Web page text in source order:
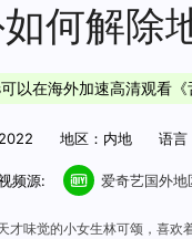
何解除
以在海外加速高清观看
地区：内地 语言
频源: 爱奇艺国外地
才味觉的小女生林可颂，喜欢